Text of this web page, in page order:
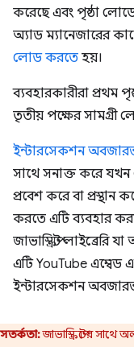
করেছে এবং পৃষ্ঠা
অ্যাড ম্যানেজারের
লোড করতে হয়।
ব্যবহারকারীরা প্রথম
তৃতীয় পক্ষের সামগ্রী
ইন্টারসেকশন
সাথে সনাক্ত করে যখন
প্রবেশ করে বা
করতে এটি ব্যবহার
জাভাস্ক্রিপ্ট
এটি YouTube এম্বেড
ইন্টারসেকশন
সতর্কতা:জাভাস্ক্রিপ্টের